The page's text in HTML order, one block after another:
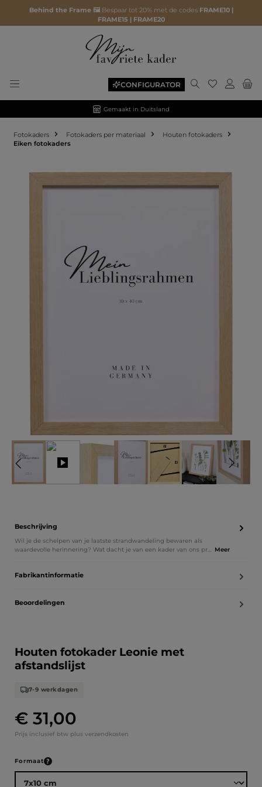
Behind the Frame 🖼️ Bespaar tot 20% met de codes FRAME10 |
FRAME15 | FRAME20
CONFIGURATOR
Gemaakt in Duitsland
Fotokaders Fotokaders per materiaal
Houten fotokaders
Eiken fotokaders
Beschrijving
Wil je de schelpen van je laatste strandwandeling bewaren als
waardevolle herinnering? Wat dacht je van een kader van ons pr… Meer
Fabrikantinformatie
Beoordelingen
Houten fotokader Leonie met
afstandslijst
Normale prijs:
€ 31,00
Prijs inclusief btw plus verzendkosten
7-9 werkdagen
Selecteer
Formaat